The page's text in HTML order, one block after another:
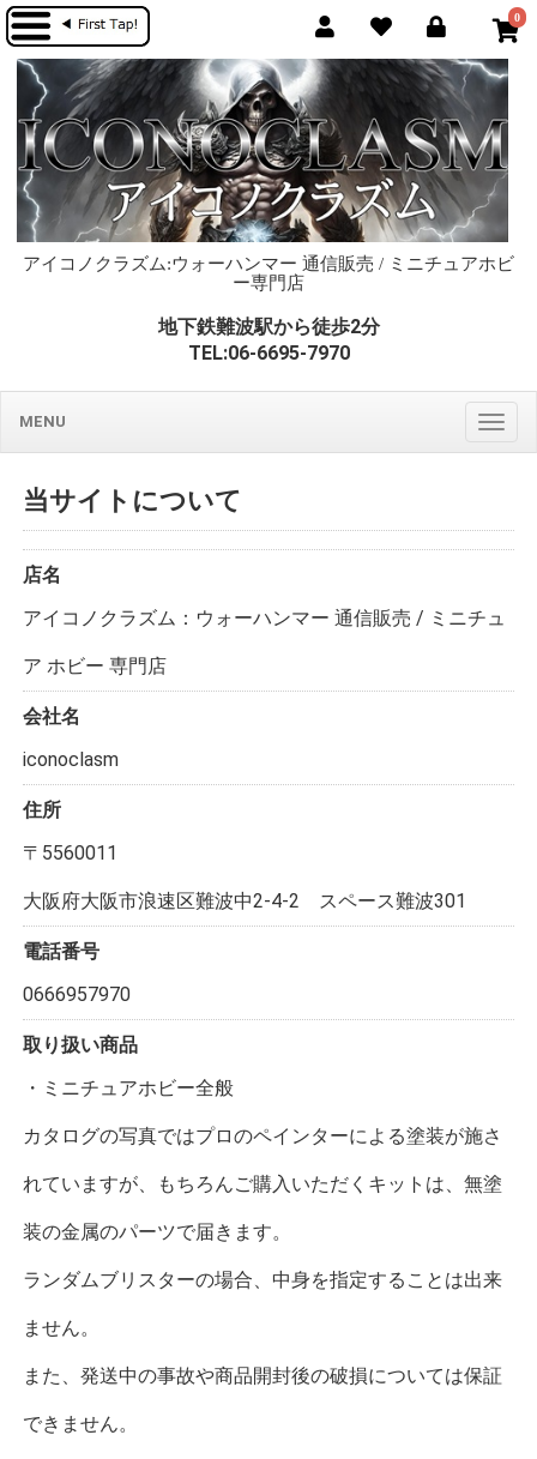
0
アイコノクラズム:ウォーハンマー 通信販売 / ミニチュアホビ
ー専門店
地下鉄難波駅から徒歩2分
TEL:06-6695-7970
MENU
当サイトについて
店名
アイコノクラズム：ウォーハンマー 通信販売 / ミニチュ
ア ホビー 専門店
会社名
iconoclasm
住所
〒5560011
大阪府大阪市浪速区難波中2-4-2 スペース難波301
電話番号
0666957970
取り扱い商品
・ミニチュアホビー全般
カタログの写真ではプロのペインターによる塗装が施さ
れていますが、もちろんご購入いただくキットは、無塗
装の金属のパーツで届きます。
ランダムブリスターの場合、中身を指定することは出来
ません。
また、発送中の事故や商品開封後の破損については保証
できません。